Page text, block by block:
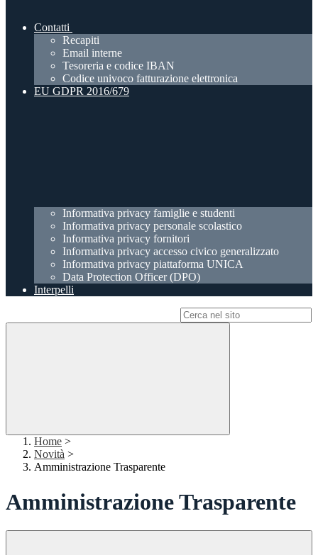
Contatti
Recapiti
Email interne
Tesoreria e codice IBAN
Codice univoco fatturazione elettronica
EU GDPR 2016/679
Informativa privacy famiglie e studenti
Informativa privacy personale scolastico
Informativa privacy fornitori
Informativa privacy accesso civico generalizzato
Informativa privacy piattaforma UNICA
Data Protection Officer (DPO)
Interpelli
Home >
Novità >
Amministrazione Trasparente
Amministrazione Trasparente